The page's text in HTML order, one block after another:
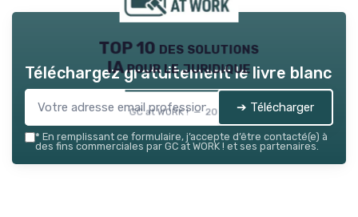
TOP 10 des solutions
IA pour le juridique
GC at WORK ! — 2026
Téléchargez gratuitement le livre blanc
➔ Télécharger
* En remplissant ce formulaire, j’accepte d’être contacté(e) à
des fins commerciales par GC at WORK ! et ses partenaires.